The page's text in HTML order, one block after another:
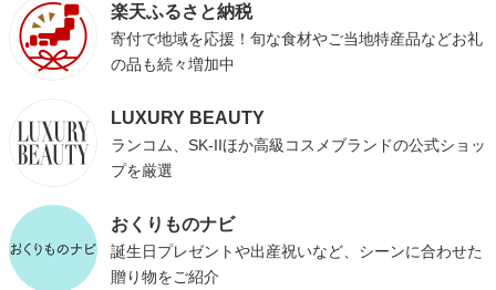
楽天ふるさと納税
寄付で地域を応援！旬な食材やご当地特産品などお礼
の品も続々増加中
LUXURY BEAUTY
ランコム、SK-IIほか高級コスメブランドの公式ショッ
プを厳選
おくりものナビ
誕生日プレゼントや出産祝いなど、シーンに合わせた
贈り物をご紹介